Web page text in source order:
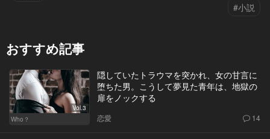
#小説
おすすめ記事
Vol.3
Who？
隠していたトラウマを突かれ、女の甘言に
堕ちた男。こうして夢見た青年は、地獄の
扉をノックする
恋愛 14